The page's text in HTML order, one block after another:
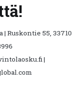
Ruskontie 55, 33710
|